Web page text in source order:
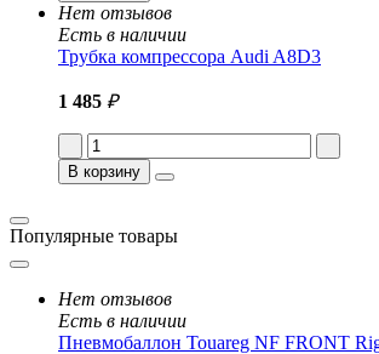
Нет отзывов
Есть в наличии
Трубка компрессора Audi A8D3
1 485 ₽
В корзину
Популярные товары
Нет отзывов
Есть в наличии
Пневмобаллон Touareg NF FRONT